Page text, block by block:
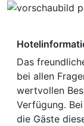
Das
bei allen
wertvollen
Verfügung.
die Gäste